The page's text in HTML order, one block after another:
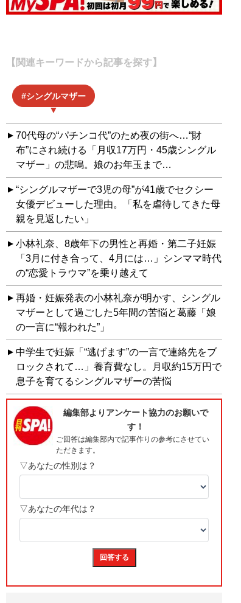
【関連キーワードから記事を探す】
シングルマザー
70代母の“パチンコ代”のため夜の街へ…“財
布”にされ続ける「月収17万円・45歳シングル
マザー」の悲鳴。娘のお年玉まで…
“シングルマザーで3児の母”が41歳でセクシー
女優デビューした理由。「私を虐待してきた母
親を見返したい」
小林礼奈、8歳年下の男性と再婚・第二子妊娠
「3月に付き合って、4月には…」シンママ時代
の“恋愛トラウマ”を乗り越えて
再婚・妊娠発表の小林礼奈が明かす、シングル
マザーとして過ごした5年間の苦悩と葛藤「娘
の一言に“報われた”」
中学生で妊娠「“逃げます”の一言で連絡先をブ
ロックされて…」養育費なし。月収約15万円で
息子を育てるシングルマザーの苦悩